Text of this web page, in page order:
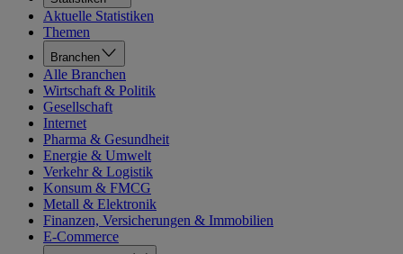
Aktuelle Statistiken
Themen
Branchen
Alle Branchen
Wirtschaft & Politik
Gesellschaft
Internet
Pharma & Gesundheit
Energie & Umwelt
Verkehr & Logistik
Konsum & FMCG
Metall & Elektronik
Finanzen, Versicherungen & Immobilien
E-Commerce